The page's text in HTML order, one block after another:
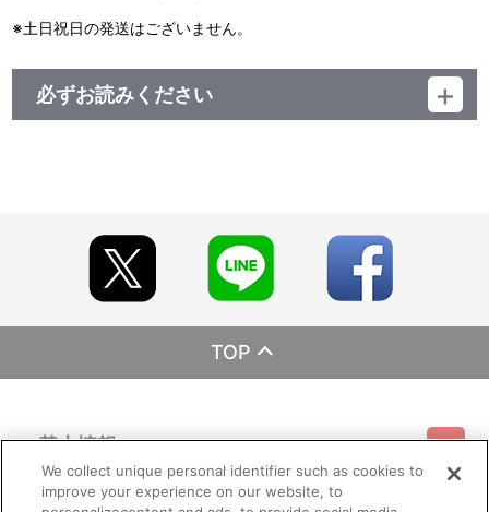
※土日祝日の発送はございません。
必ずお読みください
TOP
基本情報
ご利用情報
We collect unique personal identifier such as cookies to
improve your experience on our website, to